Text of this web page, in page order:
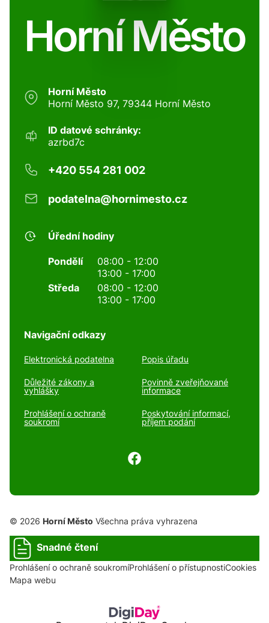
Horní Město
Horní Město
Horní Město 97, 79344 Horní Město
ID datové schránky:
azrbd7c
+420 554 281 002
podatelna@hornimesto.cz
Úřední hodiny
Pondělí
08:00 - 12:00
13:00 - 17:00
Středa
08:00 - 12:00
13:00 - 17:00
Navigační odkazy
Elektronická podatelna Popis úřadu
Důležité zákony a
vyhlášky
Povinně zveřejňované
informace
Prohlášení o ochraně
soukromí
Poskytování informací,
příjem podání
© 2026 Horní Město Všechna práva vyhrazena
Snadné čtení
Prohlášení o ochraně soukromíProhlášení o přístupnostiCookies
Mapa webu